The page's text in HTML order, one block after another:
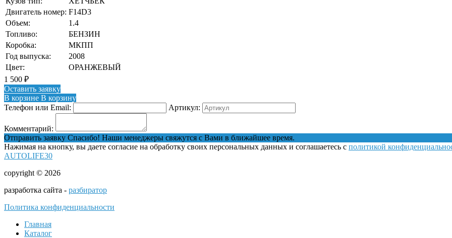
Двигатель номер: F14D3
Объем:
1.4
Топливо:
БЕНЗИН
Коробка:
МКПП
Год выпуска:
2008
Цвет:
ОРАНЖЕВЫЙ
1 500 ₽
Оставить заявку
В корзине В корзину
Телефон или Email:
Артикул:
Комментарий:
Отправить заявку Спасибо! Наши менеджеры свяжутся с Вами в ближайшее время.
Нажимая на кнопку, вы даете согласие на обработку своих персональных данных и соглашаетесь с политикой
AUTOLIFE30
copyright © 2026
разработка сайта - разбиратор
Политика конфиденциальности
Главная
Каталог